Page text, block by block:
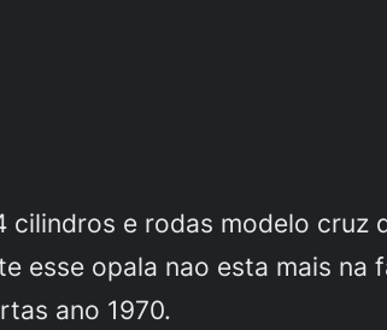
cilindros e rodas modelo cruz
esse opala nao esta mais na
ano 1970.